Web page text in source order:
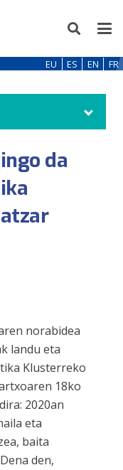
EU ES EN FR
da
norabidea
landu eta
Klusterreko
18ko
2020an
eta
baita
den,